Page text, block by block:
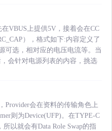
VBUS上提供5V，接着会在CC
），格式如下:内容定义了
可选，相对应的电压电流等。当
，会针对电源列表的内容，挑选
Provider会在资料的传输角色上
则为Device(UFP)。在TYPE-C
以就会有Data Role Swap的指